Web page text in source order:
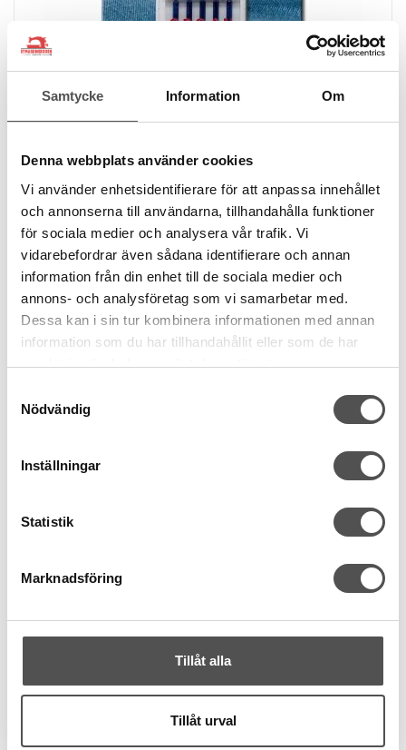
Samtycke Information Om
Denna webbplats använder cookies
Vi använder enhetsidentifierare för att anpassa innehållet
och annonserna till användarna, tillhandahålla funktioner
för sociala medier och analysera vår trafik. Vi
vidarebefordrar även sådana identifierare och annan
information från din enhet till de sociala medier och
annons- och analysföretag som vi samarbetar med.
Dessa kan i sin tur kombinera informationen med annan
information som du har tillhandahållit eller som de har
samlat in när du har använt deras tjänster.
Nödvändig
Inställningar
Statistik
Marknadsföring
Tillåt alla
Tillåt urval
Organ
Organ jeansnålar 90-100 5-p
Jeansnål Nr 90 - 100
För hårda material
Vass smal spets
32 kr
KÖP